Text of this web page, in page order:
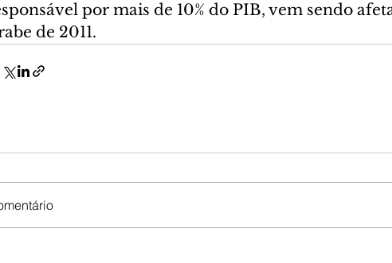
por mais de 10% do PIB, vem sendo
de 2011.